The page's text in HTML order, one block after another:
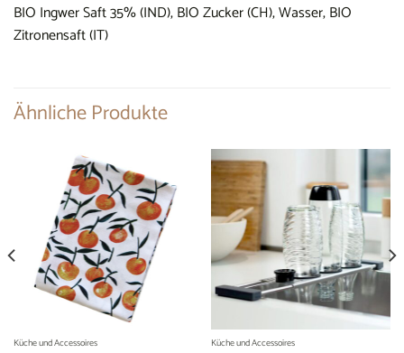
BIO Ingwer Saft 35% (IND), BIO Zucker (CH), Wasser, BIO
Zitronensaft (IT)
Ähnliche Produkte
Küche und Accessoires Küche und Accessoires